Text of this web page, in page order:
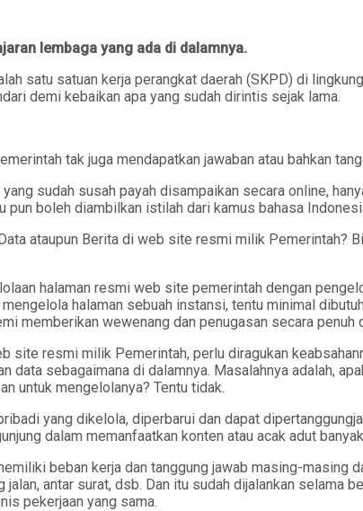
lembaga yang ada di dalamnya.
satu satuan kerja perangkat daerah (SKPD) di
demi kebaikan apa yang sudah dirintis sejak lama.
tak juga mendapatkan jawaban atau bahkan
sudah susah payah disampaikan secara online,
pun boleh diambilkan istilah dari kamus bahasa
ataupun Berita di web site resmi milik Pemerintah?
halaman resmi web site pemerintah dengan
halaman sebuah instansi, tentu minimal
memberikan wewenang dan penugasan secara
site resmi milik Pemerintah, perlu diragukan
data sebagaimana di dalamnya. Masalahnya adalah,
untuk mengelolanya? Tentu tidak.
yang dikelola, diperbarui dan dapat
dalam memanfaatkan konten atau acak adut
beban kerja dan tanggung jawab masing-masing
antar surat, dsb. Dan itu sudah dijalankan selama
pekerjaan yang sama.